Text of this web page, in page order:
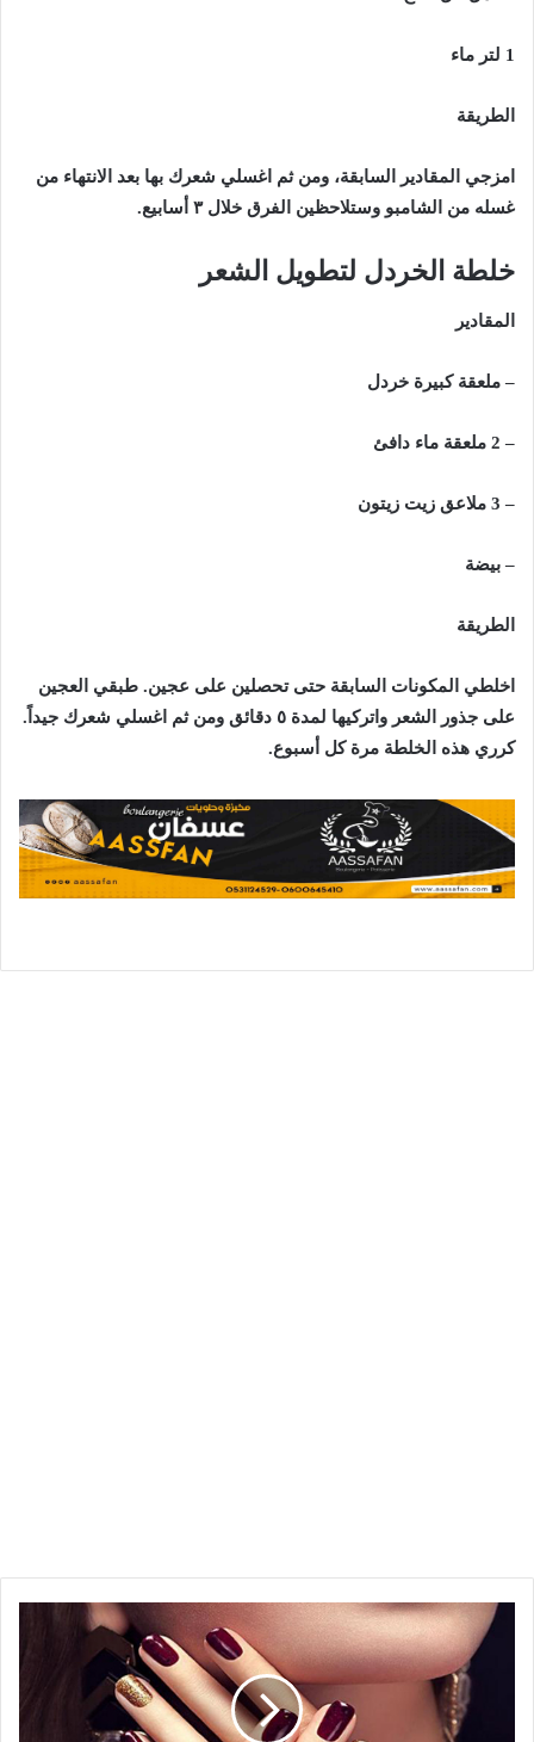
1 لتر ماء
الطريقة
امزجي المقادير السابقة، ومن ثم اغسلي شعرك بها بعد الانتهاء من
غسله من الشامبو وستلاحظين الفرق خلال ٣ أسابيع.
خلطة الخردل لتطويل الشعر
المقادير
– ملعقة كبيرة خردل
– 2 ملعقة ماء دافئ
– 3 ملاعق زيت زيتون
– بيضة
الطريقة
اخلطي المكونات السابقة حتى تحصلين على عجين. طبقي العجين
على جذور الشعر واتركيها لمدة ٥ دقائق ومن ثم اغسلي شعرك جيداً.
كرري هذه الخلطة مرة كل أسبوع.